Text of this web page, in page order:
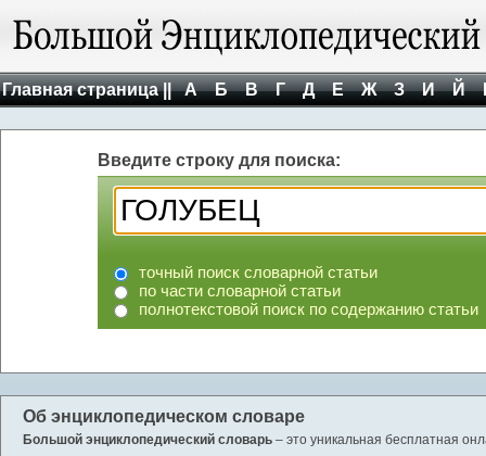
Главная страница || А Б В Г Д Е Ж З И Й
Введите строку для поиска:
точный поиск словарной статьи
по части словарной статьи
полнотекстовой поиск по содержанию статьи
Об энциклопедическом словаре
Большой энциклопедический словарь – это уникальная бесплатная